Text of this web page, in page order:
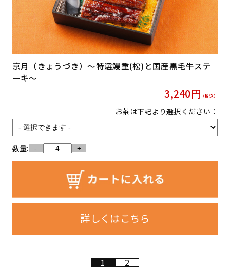
京月（きょうづき）〜特選鰻重(松)と国産黒毛牛ステ
ーキ～
3,240円 （税込）
お茶は下記より選択ください：
数量: - +
詳しくはこちら
1 2